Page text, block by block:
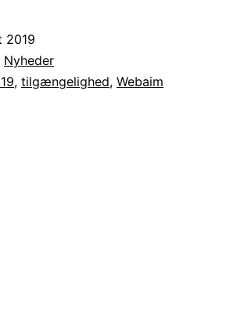
2019
Nyheder
, tilgængelighed, Webaim